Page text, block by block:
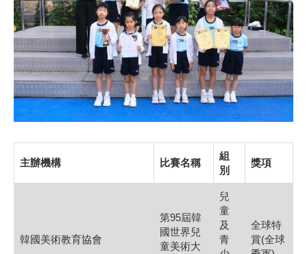
主辦機構 比賽名稱
組
別
獎項
韓國美術教育協會
第95屆韓
國世界兒
童美術大
兒
童
及
青
全球特
賞(全球